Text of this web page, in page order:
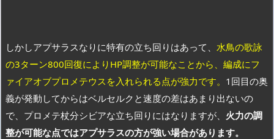
しかしアプサラスなりに特有の立ち回りはあって、 水鳥の歌詠
の3ターン800回復によりHP調整が可能なことから、編成にフ
ァイアオブプロメテウスを入れられる点が強力です。 1回目の奥
義が発動してからはベルセルクと速度の差はあまり出ないの
で、プロメテ杖分シビアな立ち回りにはなりますが、 火力の調
整が可能な点ではアプサラスの方が強い場合があります。